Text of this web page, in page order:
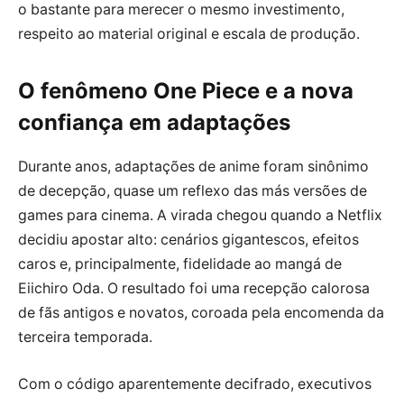
o bastante para merecer o mesmo investimento,
respeito ao material original e escala de produção.
O fenômeno One Piece e a nova
confiança em adaptações
Durante anos, adaptações de anime foram sinônimo
de decepção, quase um reflexo das más versões de
games para cinema. A virada chegou quando a Netflix
decidiu apostar alto: cenários gigantescos, efeitos
caros e, principalmente, fidelidade ao mangá de
Eiichiro Oda. O resultado foi uma recepção calorosa
de fãs antigos e novatos, coroada pela encomenda da
terceira temporada.
Com o código aparentemente decifrado, executivos